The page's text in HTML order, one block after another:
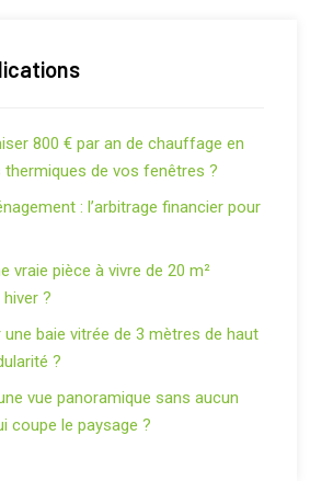
800 € par an de chauffage en
de vos fenêtres ?
: l’arbitrage financier pour
vraie pièce à vivre de 20 m²
?
baie vitrée de 3 mètres de haut
?
vue panoramique sans aucun
coupe le paysage ?